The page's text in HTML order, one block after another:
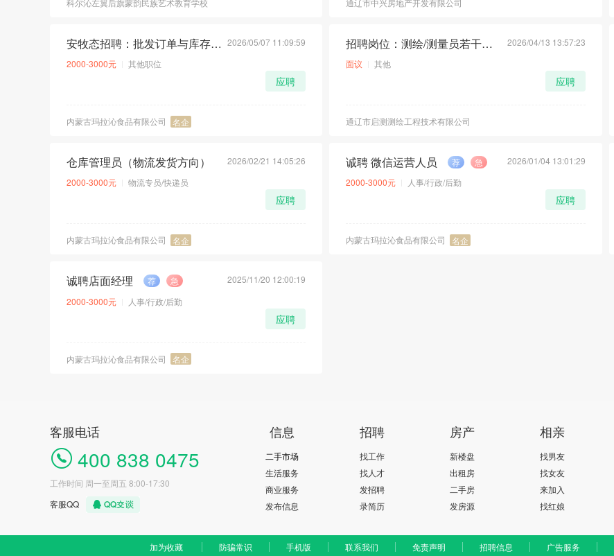
科尔沁左翼后旗蒙韵民族艺术教育学校 通辽市中兴房地产开发有限公司
2026/05/07 11:09:59
安牧态招聘：批发订单与库存协调员 1名 荐
急
2000-3000元
其他职位
应聘
内蒙古玛拉沁食品有限公司 名企
2026/04/13 13:57:23
招聘岗位：测绘/测量员若干名(男)
荐
面议
其他
应聘
通辽市启测测绘工程技术有限公司
2026/02/21 14:05:26
仓库管理员（物流发货方向） 荐
急
2000-3000元
物流专员/快递员
应聘
内蒙古玛拉沁食品有限公司 名企
2026/01/04 13:01:29
诚聘 微信运营人员 荐
急
2000-3000元
人事/行政/后勤
应聘
内蒙古玛拉沁食品有限公司 名企
2025/11/20 12:00:19
诚聘店面经理 荐
急
2000-3000元
人事/行政/后勤
应聘
内蒙古玛拉沁食品有限公司 名企
客服电话
400 838 0475
工作时间 周一至周五 8:00-17:30
客服QQ
信息
二手市场
生活服务
商业服务
发布信息
招聘
找工作
找人才
发招聘
录简历
房产
新楼盘
出租房
二手房
发房源
相亲
找男友
找女友
来加入
找红娘
加为收藏 防骗常识 手机版 联系我们 免责声明 招聘信息 广告服务